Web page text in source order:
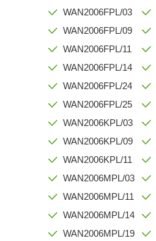
WAN2006FPL/03
WAN2006FPL/09
WAN2006FPL/11
WAN2006FPL/14
WAN2006FPL/24
WAN2006FPL/25
WAN2006KPL/03
WAN2006KPL/09
WAN2006KPL/11
WAN2006MPL/03
WAN2006MPL/11
WAN2006MPL/14
WAN2006MPL/19